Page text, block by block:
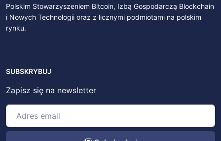
Polskim Stowarzyszeniem Bitcoin, Izbą Gospodarczą Blockchain
i Nowych Technologii oraz z licznymi podmiotami na polskim
rynku.
SUBSKRYBUJ
Zapisz się na newsletter